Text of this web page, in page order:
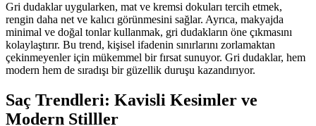
Gri dudaklar uygularken, mat ve kremsi dokuları tercih etmek,
rengin daha net ve kalıcı görünmesini sağlar. Ayrıca, makyajda
minimal ve doğal tonlar kullanmak, gri dudakların öne çıkmasını
kolaylaştırır. Bu trend, kişisel ifadenin sınırlarını zorlamaktan
çekinmeyenler için mükemmel bir fırsat sunuyor. Gri dudaklar, hem
modern hem de sıradışı bir güzellik duruşu kazandırıyor.
Saç Trendleri: Kavisli Kesimler ve
Modern Stilller